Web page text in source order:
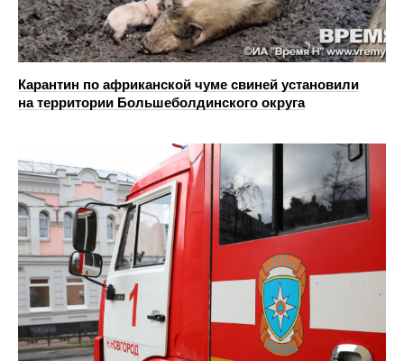
Карантин по африканской чуме свиней установили
на территории Большеболдинского округа